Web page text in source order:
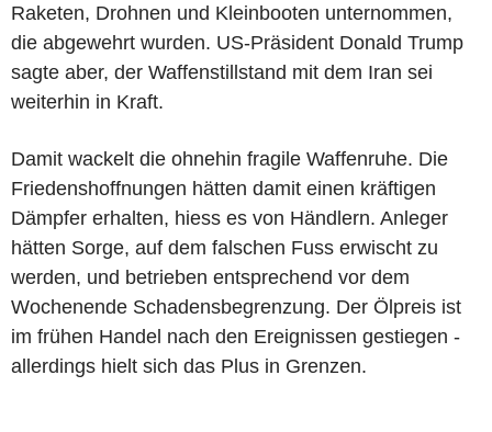
Raketen, Drohnen und Kleinbooten unternommen,
die abgewehrt wurden. US-Präsident Donald Trump
sagte aber, der Waffenstillstand mit dem Iran sei
weiterhin in Kraft.
Damit wackelt die ohnehin fragile Waffenruhe. Die
Friedenshoffnungen hätten damit einen kräftigen
Dämpfer erhalten, hiess es von Händlern. Anleger
hätten Sorge, auf dem falschen Fuss erwischt zu
werden, und betrieben entsprechend vor dem
Wochenende Schadensbegrenzung. Der Ölpreis ist
im frühen Handel nach den Ereignissen gestiegen -
allerdings hielt sich das Plus in Grenzen.